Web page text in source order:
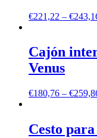
€221,22 – €
Cajón
Venus
€180,76 – €
Cesto